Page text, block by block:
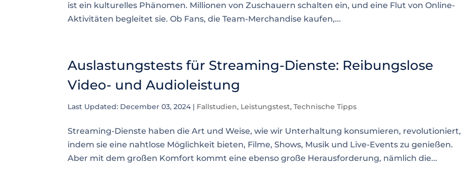
ist ein kulturelles Phänomen. Millionen von Zuschauern schalten ein, und eine Flut von Online-
Aktivitäten begleitet sie. Ob Fans, die Team-Merchandise kaufen,...
Auslastungstests für Streaming-Dienste: Reibungslose
Video- und Audioleistung
Last Updated: December 03, 2024 | Fallstudien, Leistungstest,Technische Tipps
Streaming-Dienste haben die Art und Weise, wie wir Unterhaltung konsumieren, revolutioniert,
indem sie eine nahtlose Möglichkeit bieten, Filme, Shows, Musik und Live-Events zu genießen.
Aber mit dem großen Komfort kommt eine ebenso große Herausforderung, nämlich die...